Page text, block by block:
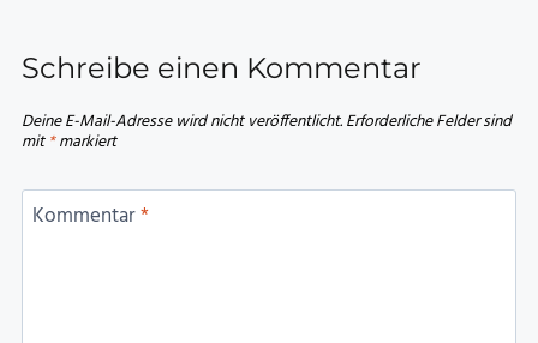
Schreibe einen Kommentar
Deine E-Mail-Adresse wird nicht veröffentlicht.Erforderliche Felder sind
mit*markiert
Kommentar*